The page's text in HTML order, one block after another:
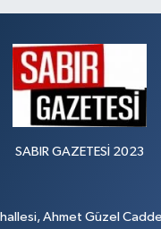
SABIR GAZETESİ 2023
Ahmet Güzel